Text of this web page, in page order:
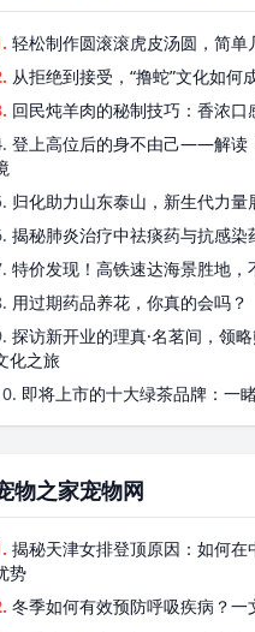
轻松制作圆滚滚虎皮汤圆，简单
从拒绝到接受，“撸蛇”文化如何
回民炖羊肉的秘制技巧：香浓口
登上高位后的身不由己——解读
归化助力山东泰山，新生代力量
揭秘肺炎治疗中祛痰药与抗感
特价发现！高铁速达海景胜地，
用过期药品养花，你真的会吗？
探访新开业的理真·名茗间，领
化之旅
即将上市的十大绿茶品牌：一
物之家宠物网
揭秘天津女排登顶原因：如何
势
冬季如何有效预防呼吸疾病？一